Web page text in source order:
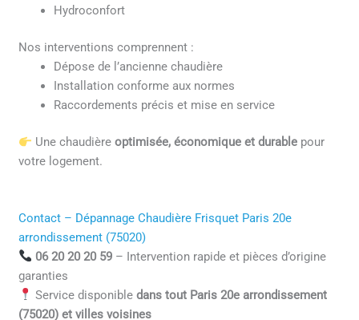
Hydroconfort
Nos interventions comprennent :
Dépose de l’ancienne chaudière
Installation conforme aux normes
Raccordements précis et mise en service
Une chaudière optimisée, économique et durablepour
votre logement.
Contact – Dépannage Chaudière Frisquet Paris 20e
arrondissement (75020)
06 20 20 20 59– Intervention rapide et pièces d’origine
garanties
Service disponible dans tout Paris 20e arrondissement
(75020) et villes voisines